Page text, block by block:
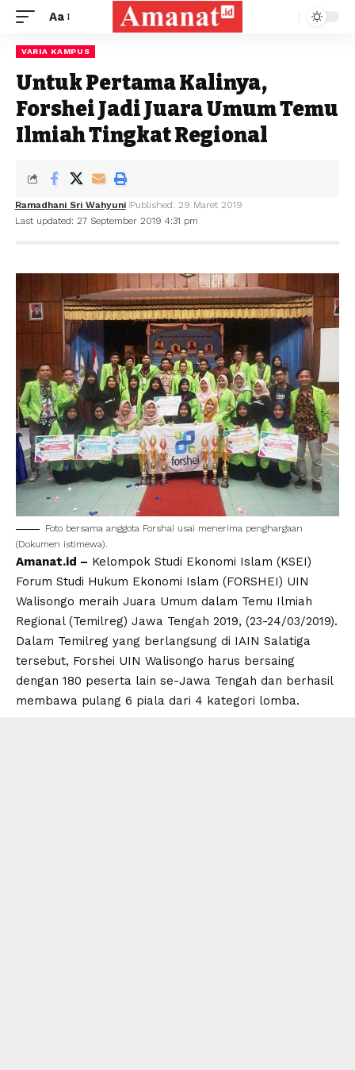
Aa
VARIA KAMPUS
Untuk Pertama Kalinya,
Forshei Jadi Juara Umum Temu
Ilmiah Tingkat Regional
Last updated: 27 September 2019 4:31 pm
Ramadhani Sri Wahyuni Published: 29 Maret 2019
Foto bersama anggota Forshai usai menerima penghargaan
(Dokumen istimewa).
Amanat.id – Kelompok Studi Ekonomi Islam (KSEI)
Forum Studi Hukum Ekonomi Islam (FORSHEI) UIN
Walisongo meraih Juara Umum dalam Temu Ilmiah
Regional (Temilreg) Jawa Tengah 2019, (23-24/03/2019).
Dalam Temilreg yang berlangsung di IAIN Salatiga
tersebut, Forshei UIN Walisongo harus bersaing
dengan 180 peserta lain se-Jawa Tengah dan berhasil
membawa pulang 6 piala dari 4 kategori lomba.